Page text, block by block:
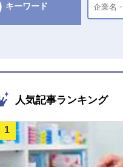
キーワード
人気記事ランキング
1